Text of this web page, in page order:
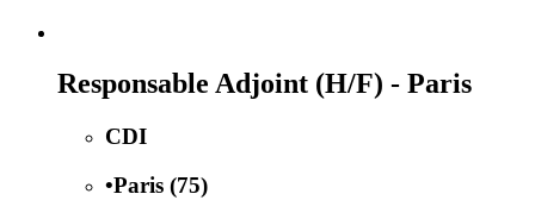
Responsable Adjoint (H/F) - Paris
CDI
•Paris (75)